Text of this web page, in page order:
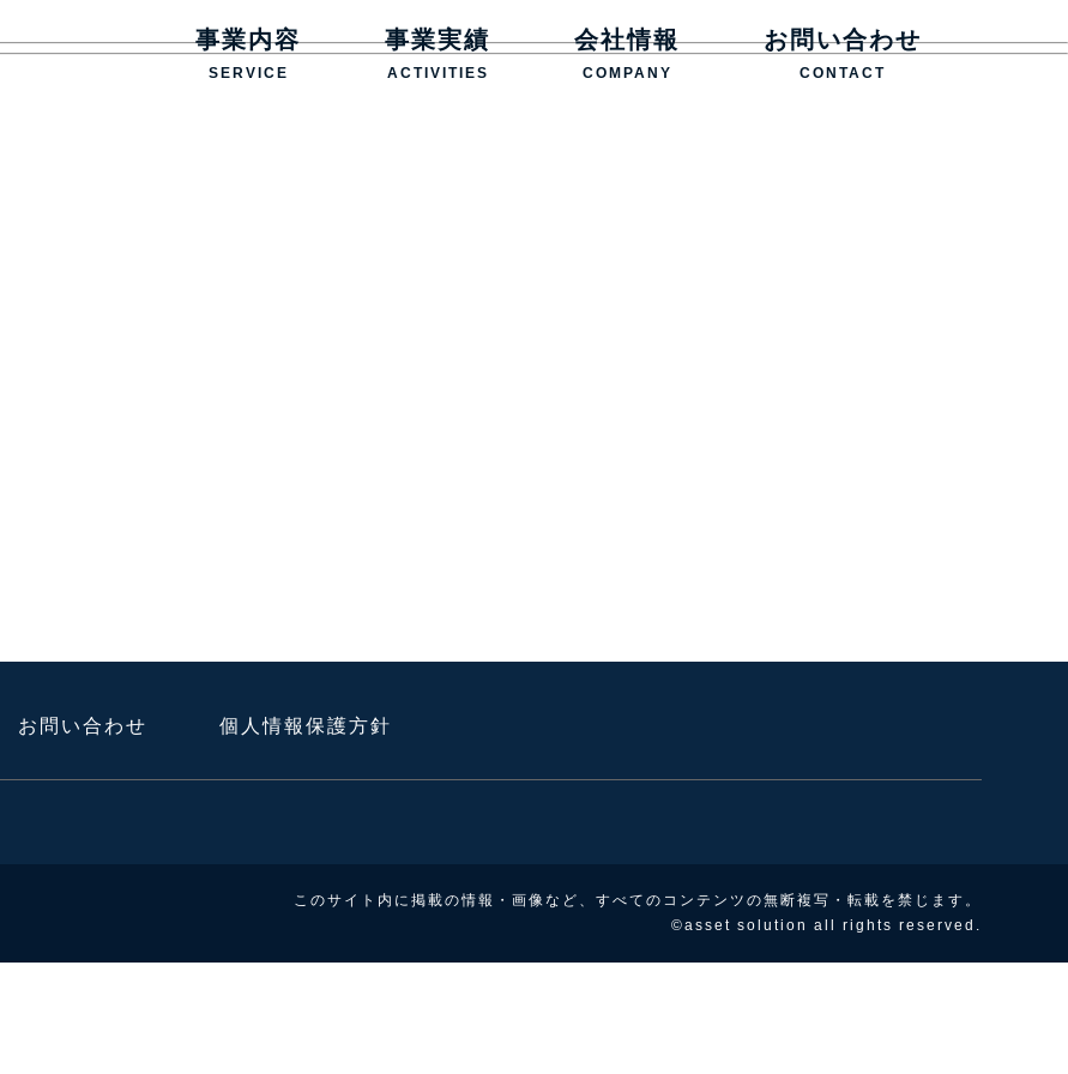
事業内容
SERVICE
事業実績
ACTIVITIES
会社情報
COMPANY
お問い合わせ
CONTACT
お問い合わせ 個人情報保護方針
このサイト内に掲載の情報・画像など、すべてのコンテンツの無断複写・転載を禁じます。
©asset solution all rights reserved.